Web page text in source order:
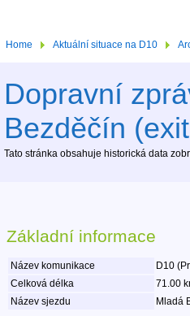
Home Aktuální situace na D10
Dopravní
Bezděčín
Tato stránka obsahuje historická data
Základní informace
Název komunikace
D10
Celková délka
71.00
Název sjezdu
Mladá